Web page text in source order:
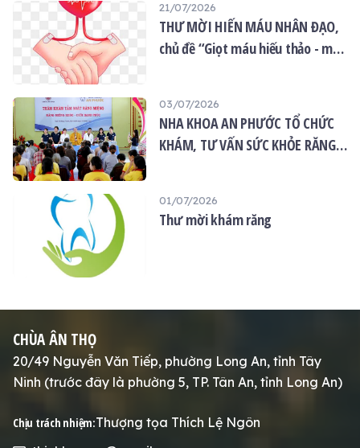
21/07/2026
THƯ MỜI HIẾN MÁU NHÂN ĐẠO,
chủ đề “Giọt máu hiếu thảo - mùa
03/07/2026
NHA KHOA AN PHƯỚC TỔ CHỨC
KHÁM, TƯ VẤN SỨC KHỎE RĂNG
01/07/2026
Thư mời khám răng
CHÙA ÂN THỌ
20/49 Nguyễn Văn Tiếp, phường Long An, tỉnh Tây
Ninh (trước đây là phường 5, TP. Tân An, tỉnh Long An)
Chịu trách nhiệm:Thượng tọa Thích Lệ Ngôn